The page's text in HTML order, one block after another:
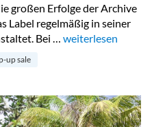
großen Erfolge der Archive
Label regelmäßig in seiner
Bei … „Lala Berlin Flash
weiterlesen
up sale